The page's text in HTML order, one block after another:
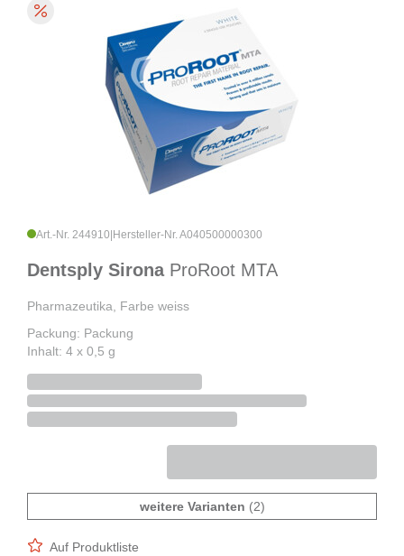
Art.-Nr. 244910 Hersteller-Nr. A040500000300
Dentsply Sirona ProRoot MTA
Pharmazeutika, Farbe weiss
Packung: Packung
Inhalt: 4 x 0,5 g
weitere Varianten (2)
Auf Produktliste